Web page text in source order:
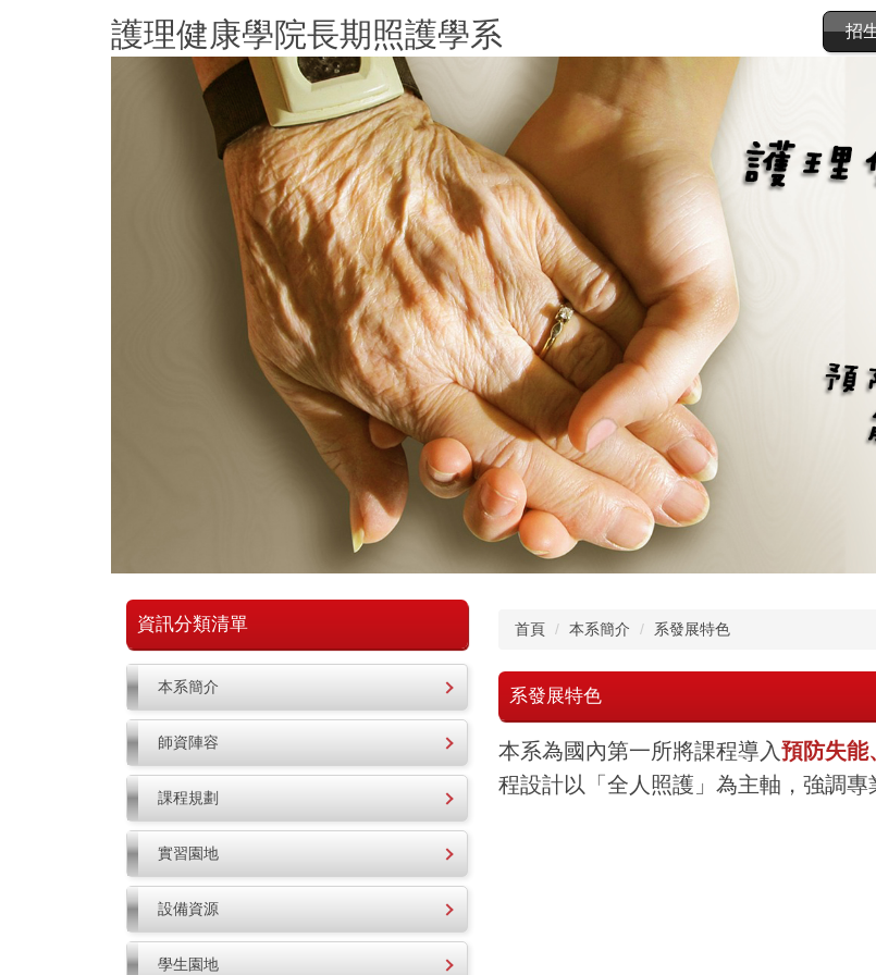
護理健康學院長期照護學系 招
資訊分類清單
本系簡介
師資陣容
課程規劃
實習園地
設備資源
學生園地
首頁 本系簡介 系發展特色
系發展特色
本系為國內第一所將課程導入預防失能
程設計以「全人照護」為主軸，強調專